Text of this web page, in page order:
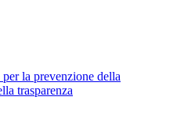
la prevenzione della
trasparenza